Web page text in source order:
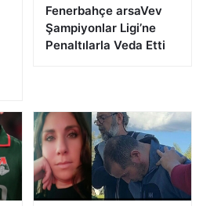
Fenerbahçe arsaVev
Şampiyonlar Ligi’ne
Penaltılarla Veda Etti